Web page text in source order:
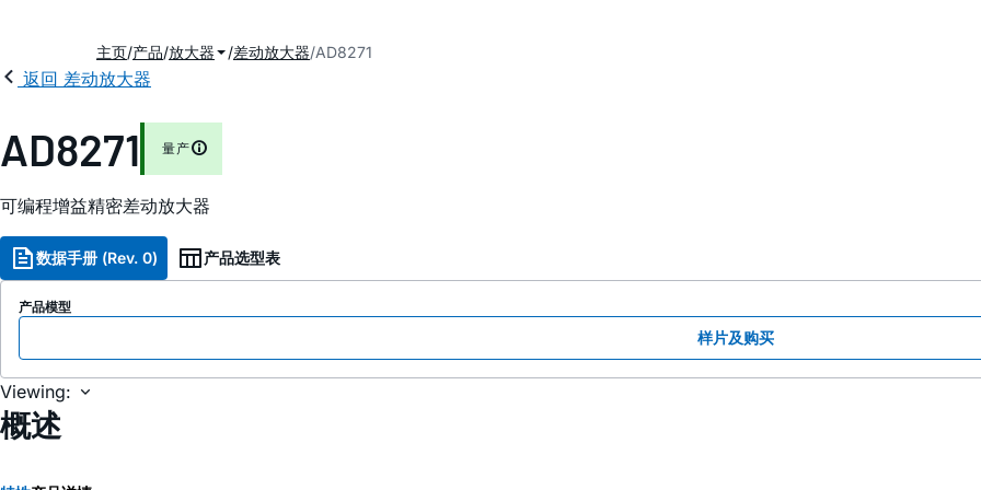
主页 产品 放大器 差动放大器 AD8271
返回 差动放大器
AD8271 量产
可编程增益精密差动放大器
数据手册 (Rev. 0) 产品选型表
产品模型
样片及购买
Viewing:
概述